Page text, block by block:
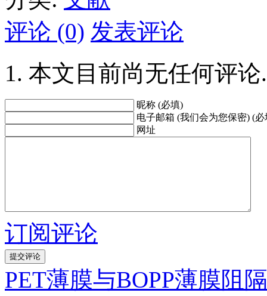
评论 (0) 发表评论
本文目前尚无任何评论.
昵称 (必填)
电子邮箱 (我们会为您保密) (必
网址
订阅评论
PET薄膜与BOPP薄膜阻